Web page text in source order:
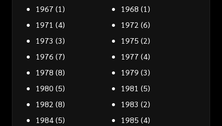
1967 (1) 1968 (1)
1971 (4) 1972 (6)
1973 (3) 1975 (2)
1976 (7) 1977 (4)
1978 (8) 1979 (3)
1980 (5) 1981 (5)
1982 (8) 1983 (2)
1984(5) 1985 (4)